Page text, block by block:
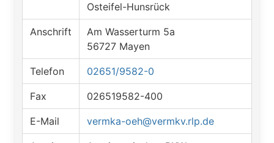
Osteifel-Hunsrück
Anschrift
Am Wasserturm 5a
56727 Mayen
Telefon 02651/9582-0
Fax 026519582-400
E-Mail vermka-oeh@vermkv.rlp.de